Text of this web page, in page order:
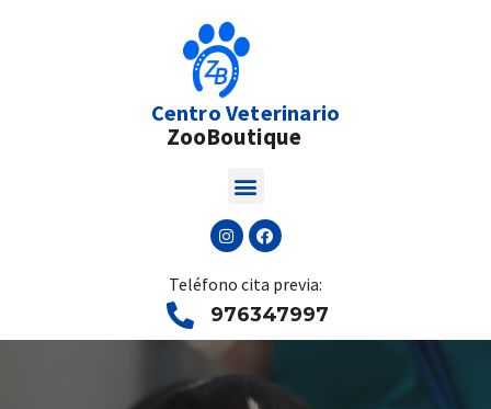
Centro Veterinario
ZooBoutique
Teléfono cita previa:
976347997